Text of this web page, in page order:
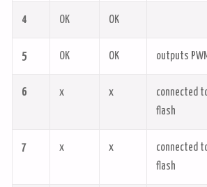
4 OK OK
5 OK OK outputs
6 x x
connected
flash
7 x x
connected
flash